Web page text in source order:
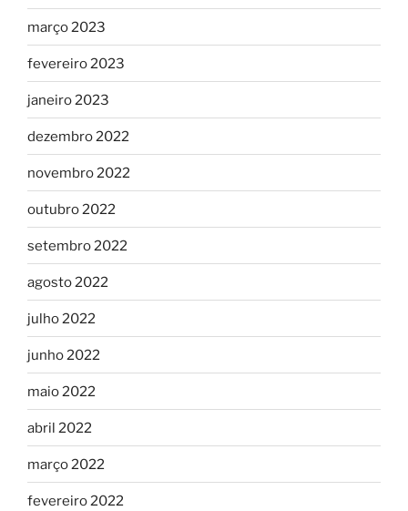
março 2023
fevereiro 2023
janeiro 2023
dezembro 2022
novembro 2022
outubro 2022
setembro 2022
agosto 2022
julho 2022
junho 2022
maio 2022
abril 2022
março 2022
fevereiro 2022